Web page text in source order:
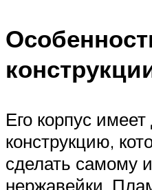
Его корпус
конструкцию,
сделать самому
нержавейки.